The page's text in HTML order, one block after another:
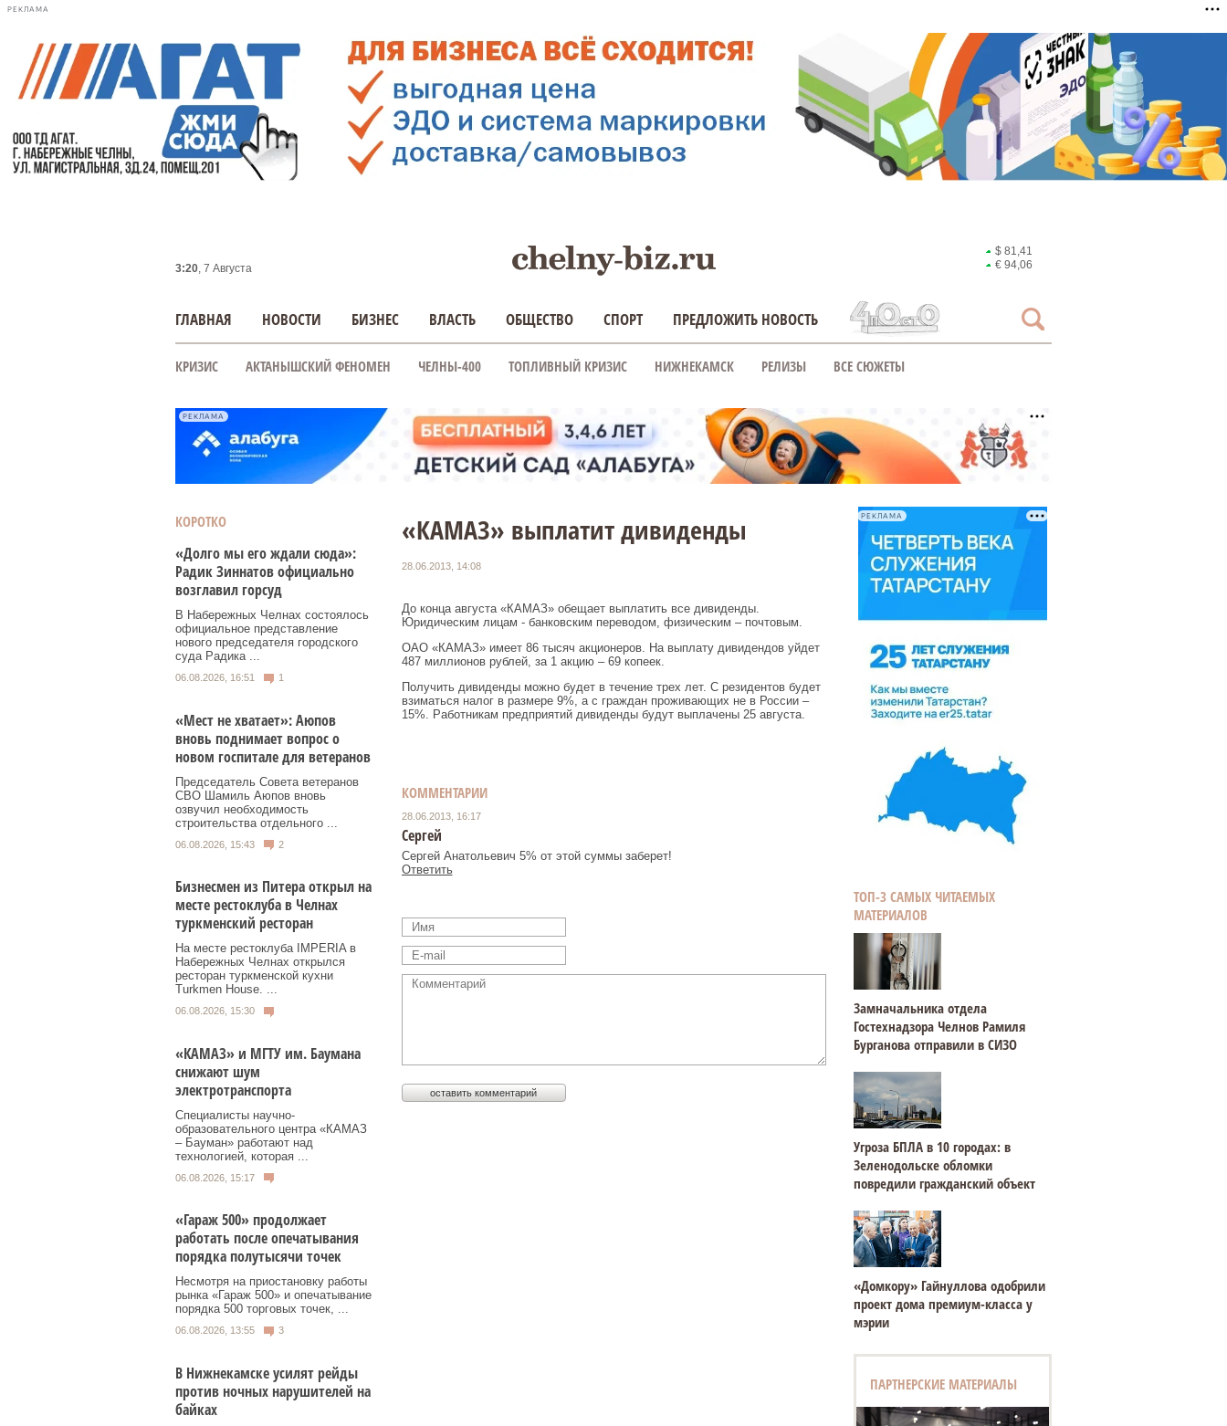
РЕКЛАМА
3:20, 7 Августа
$ 81,41
€ 94,06
ГЛАВНАЯ НОВОСТИ БИЗНЕС ВЛАСТЬ ОБЩЕСТВО СПОРТ ПРЕДЛОЖИТЬ НОВОСТЬ
КРИЗИС АКТАНЫШСКИЙ ФЕНОМЕН ЧЕЛНЫ-400 ТОПЛИВНЫЙ КРИЗИС НИЖНЕКАМСК РЕЛИЗЫ ВСЕ СЮЖЕТЫ
РЕКЛАМА
КОРОТКО
«Долго мы его ждали сюда»:
Радик Зиннатов официально
возглавил горсуд
В Набережных Челнах состоялось
официальное представление
нового председателя городского
суда Радика ...
06.08.2026, 16:51 1
«Мест не хватает»: Аюпов
вновь поднимает вопрос о
новом госпитале для ветеранов
Председатель Совета ветеранов
СВО Шамиль Аюпов вновь
озвучил необходимость
строительства отдельного ...
06.08.2026, 15:43 2
Бизнесмен из Питера открыл на
месте рестоклуба в Челнах
туркменский ресторан
На месте рестоклуба IMPERIA в
Набережных Челнах открылся
ресторан туркменской кухни
Turkmen House. ...
06.08.2026, 15:30
«КАМАЗ» и МГТУ им. Баумана
снижают шум
электротранспорта
Специалисты научно-
образовательного центра «КАМАЗ
– Бауман» работают над
технологией, которая ...
06.08.2026, 15:17
«Гараж 500» продолжает
работать после опечатывания
порядка полутысячи точек
Несмотря на приостановку работы
рынка «Гараж 500» и опечатывание
порядка 500 торговых точек, ...
06.08.2026, 13:55 3
В Нижнекамске усилят рейды
против ночных нарушителей на
байках
«КАМАЗ» выплатит дивиденды
28.06.2013, 14:08
До конца августа «КАМАЗ» обещает выплатить все дивиденды.
Юридическим лицам - банковским переводом, физическим – почтовым.
ОАО «КАМАЗ» имеет 86 тысяч акционеров. На выплату дивидендов уйдет
487 миллионов рублей, за 1 акцию – 69 копеек.
Получить дивиденды можно будет в течение трех лет. С резидентов будет
взиматься налог в размере 9%, а с граждан проживающих не в России –
15%. Работникам предприятий дивиденды будут выплачены 25 августа.
КОММЕНТАРИИ
28.06.2013, 16:17
Сергей
Сергей Анатольевич 5% от этой суммы заберет!
Ответить
РЕКЛАМА
ТОП-3 САМЫХ ЧИТАЕМЫХ
МАТЕРИАЛОВ
Замначальника отдела
Гостехнадзора Челнов Рамиля
Бурганова отправили в СИЗО
Угроза БПЛА в 10 городах: в
Зеленодольске обломки
повредили гражданский объект
«Домкору» Гайнуллова одобрили
проект дома премиум-класса у
мэрии
ПАРТНЕРСКИЕ МАТЕРИАЛЫ